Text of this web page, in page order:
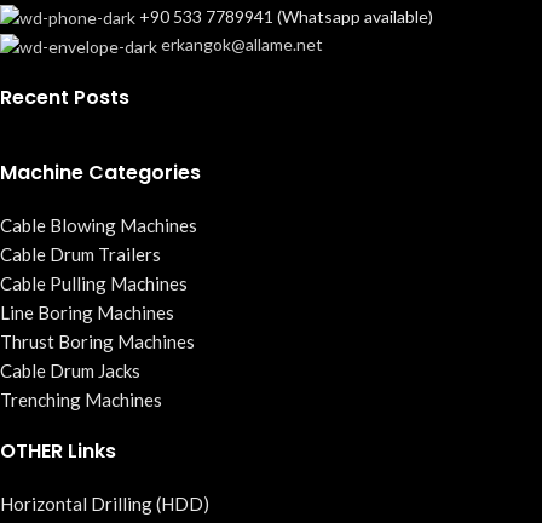
+90 533 7789941 (Whatsapp available)
erkangok@allame.net
Recent Posts
Machine Categories
Cable Blowing Machines
Cable Drum Trailers
Cable Pulling Machines
Line Boring Machines
Thrust Boring Machines
Cable Drum Jacks
Trenching Machines
OTHER Links
Horizontal Drilling (HDD)